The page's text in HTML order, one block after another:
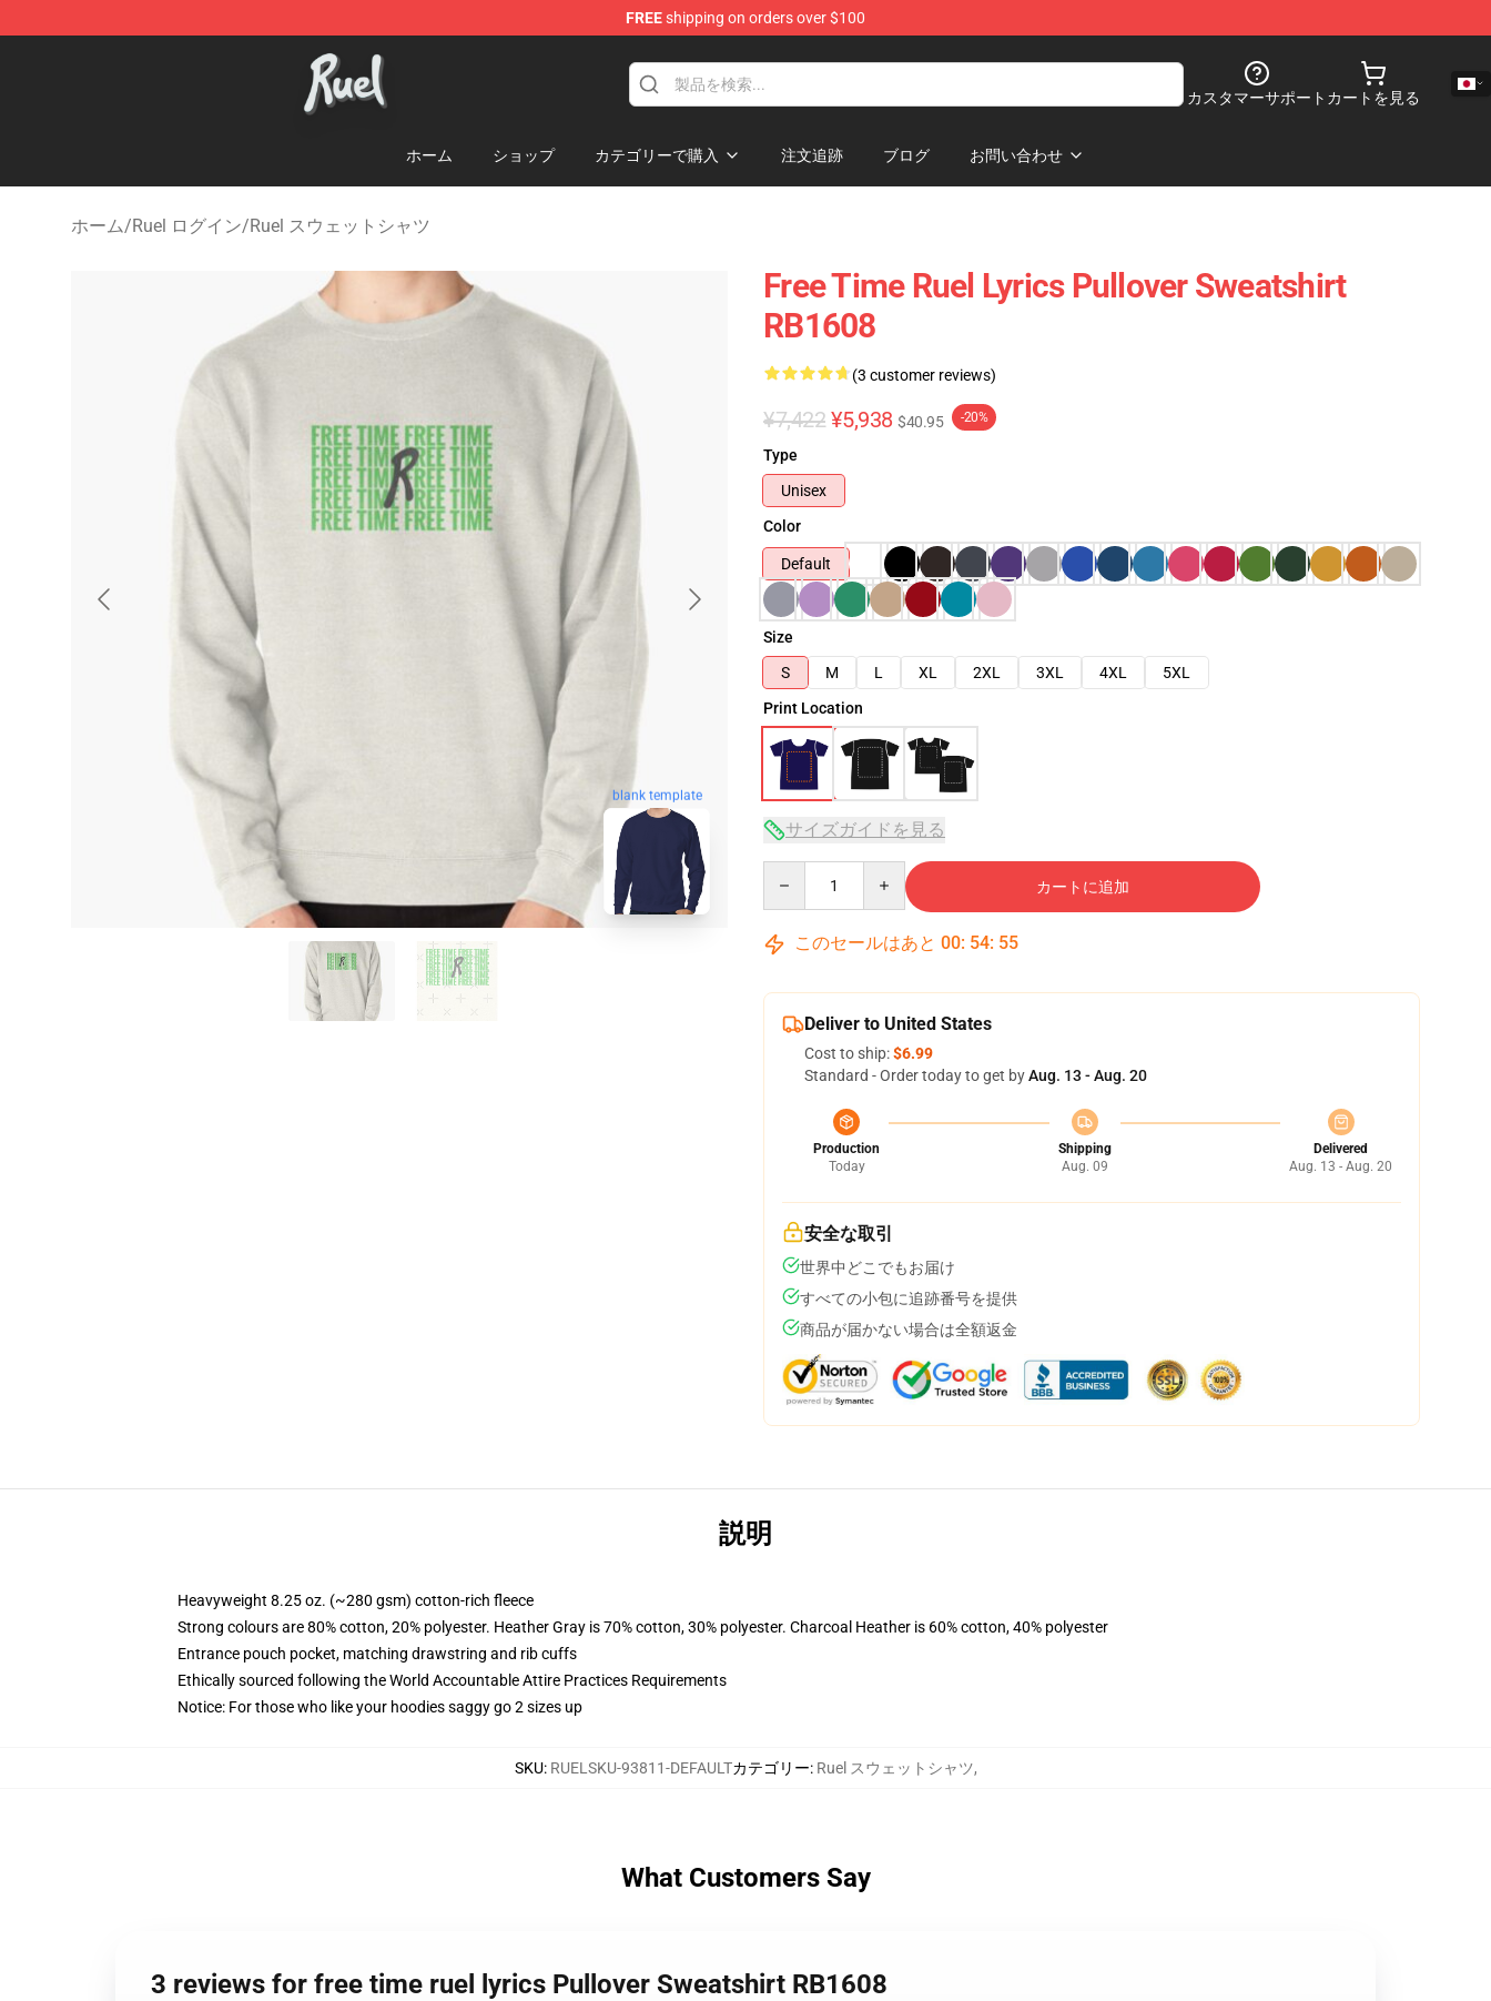
FREEshipping on orders over $100
Ruel Store - Official Ruel Merchandise Shop
カスタマーサポート カートを見る
ホーム ショップ カテゴリーで購入 注文追跡 ブログ お問い合わせ
ホーム/Ruel ログイン/Ruel スウェットシャツ
blank template
Free Time Ruel Lyrics Pullover Sweatshirt
RB1608
(3 customer reviews)
¥7,422 ¥5,938 $40.95 -20%
Type
Unisex
Color
Default
Size
S
M L XL 2XL 3XL 4XL
5XL
Print Location
サイズガイドを見る
カートに追加
このセールはあと 00: 54: 54
Deliver to United States
Cost to ship:$6.99
Standard - Order today to get byAug. 13 - Aug. 20
Production
Today
Shipping
Aug. 09
Delivered
Aug. 13 - Aug. 20
安全な取引
世界中どこでもお届け
すべての小包に追跡番号を提供
商品が届かない場合は全額返金
説明
Heavyweight 8.25 oz. (~280 gsm) cotton-rich fleece
Strong colours are 80% cotton, 20% polyester. Heather Gray is 70% cotton, 30% polyester. Charcoal Heather is 60% cotton, 40% polyester
Entrance pouch pocket, matching drawstring and rib cuffs
Ethically sourced following the World Accountable Attire Practices Requirements
Notice: For those who like your hoodies saggy go 2 sizes up
SKU: RUELSKU-93811-DEFAULTカテゴリー: Ruel スウェットシャツ,
What Customers Say
3 reviews for free time ruel lyrics Pullover Sweatshirt RB1608